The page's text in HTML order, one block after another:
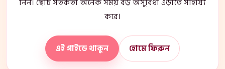
নিন। ছোট সতর্কতা অনেক সময় বড় অসুবিধা এড়াতে সাহায্য
করে।
এই গাইডে থাকুন হোমে ফিরুন